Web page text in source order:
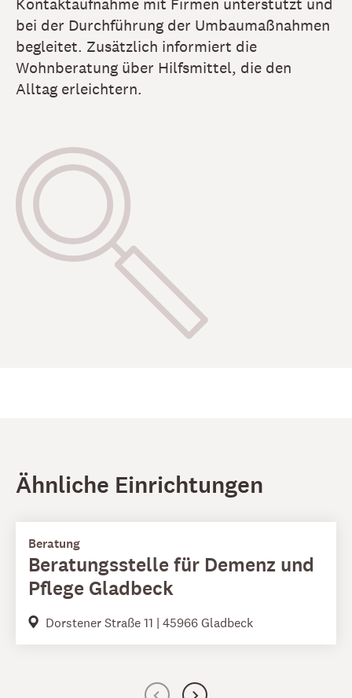
Kontaktaufnahme mit Firmen unterstützt und
bei der Durchführung der Umbaumaßnahmen
begleitet. Zusätzlich informiert die
Wohnberatung über Hilfsmittel, die den
Alltag erleichtern.
Ähnliche Einrichtungen
Beratung
Beratungsstelle für Demenz und
Pflege Gladbeck
Dorstener Straße 11 | 45966 Gladbeck